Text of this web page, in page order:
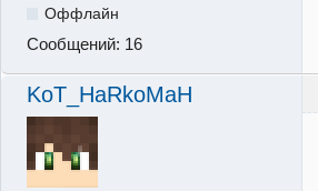
Оффлайн
Сообщений: 16
KoT_HaRkoMaH